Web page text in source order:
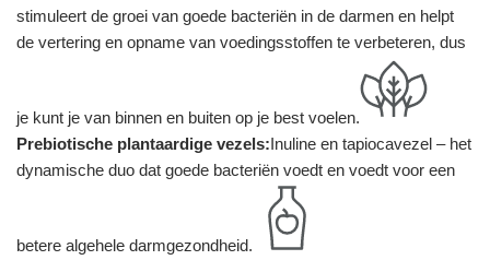
stimuleert de groei van goede bacteriën in de darmen en helpt
de vertering en opname van voedingsstoffen te verbeteren, dus
je kunt je van binnen en buiten op je best voelen.
Prebiotische plantaardige vezels:Inuline en tapiocavezel – het
dynamische duo dat goede bacteriën voedt en voedt voor een
betere algehele darmgezondheid.